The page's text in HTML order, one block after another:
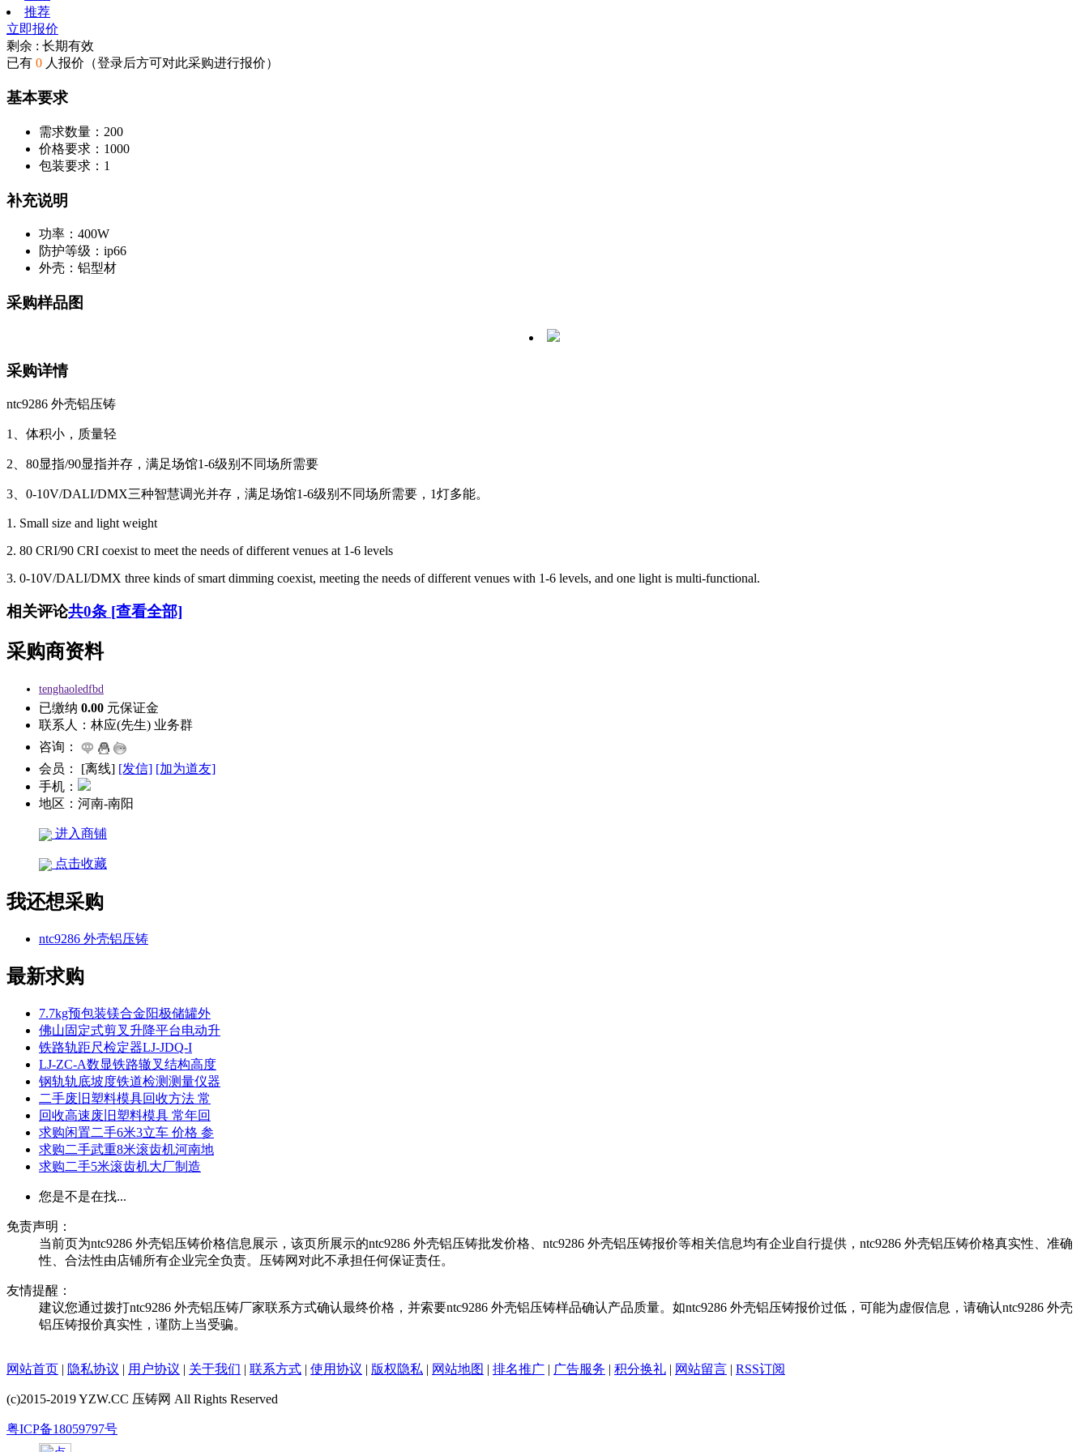
推荐
立即报价
剩余 : 长期有效
已有 0 人报价（登录后方可对此采购进行报价）
基本要求
需求数量： 200
价格要求： 1000
包装要求： 1
补充说明
功率： 400W
防护等级： ip66
外壳： 铝型材
采购样品图
采购详情
ntc9286 外壳铝压铸
1、体积小，质量轻
2、80显指/90显指并存，满足场馆1-6级别不同场所需要
3、0-10V/DALI/DMX三种智慧调光并存，满足场馆1-6级别不同场所需要，1灯多能。
1. Small size and light weight
2. 80 CRI/90 CRI coexist to meet the needs of different venues at 1-6 levels
3. 0-10V/DALI/DMX three kinds of smart dimming coexist, meeting the needs of different venues with 1-6 levels, and one light is multi-functional.
相关评论共0条 [查看全部]
采购商资料
tenghaoledfbd
已缴纳 0.00 元保证金
联系人： 林应(先生) 业务群
咨询：
会员：
[离线] [发信] [加为道友]
手机：
地区： 河南-南阳
进入商铺
点击收藏
我还想采购
ntc9286 外壳铝压铸
最新求购
7.7kg预包装镁合金阳极储罐外
佛山固定式剪叉升降平台电动升
铁路轨距尺检定器LJ-JDQ-I
LJ-ZC-A数显铁路辙叉结构高度
钢轨轨底坡度铁道检测测量仪器
二手废旧塑料模具回收方法 常
回收高速废旧塑料模具 常年回
求购闲置二手6米3立车 价格 参
求购二手武重8米滚齿机河南地
求购二手5米滚齿机大厂制造
您是不是在找...
免责声明：
当前页为ntc9286 外壳铝压铸价格信息展示，该页所展示的ntc9286 外壳铝压铸批发价格、ntc9286 外壳铝压铸报价等相关信息均有企业自行提供，ntc9286 外壳铝压铸价格真实性、准确
性、合法性由店铺所有企业完全负责。压铸网对此不承担任何保证责任。
友情提醒：
建议您通过拨打ntc9286 外壳铝压铸厂家联系方式确认最终价格，并索要ntc9286 外壳铝压铸样品确认产品质量。如ntc9286 外壳铝压铸报价过低，可能为虚假信息，请确认ntc9286 外壳
铝压铸报价真实性，谨防上当受骗。
网站首页 | 隐私协议 | 用户协议 | 关于我们 | 联系方式 | 使用协议 | 版权隐私 | 网站地图 | 排名推广 | 广告服务 | 积分换礼 | 网站留言 | RSS订阅
(c)2015-2019 YZW.CC 压铸网 All Rights Reserved
粤ICP备18059797号